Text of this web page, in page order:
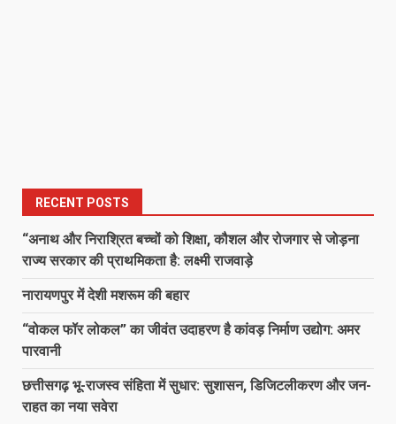
RECENT POSTS
“अनाथ और निराश्रित बच्चों को शिक्षा, कौशल और रोजगार से जोड़ना
राज्य सरकार की प्राथमिकता है: लक्ष्मी राजवाड़े
नारायणपुर में देशी मशरूम की बहार
“वोकल फॉर लोकल” का जीवंत उदाहरण है कांवड़ निर्माण उद्योग: अमर
पारवानी
छत्तीसगढ़ भू-राजस्व संहिता में सुधार: सुशासन, डिजिटलीकरण और जन-
राहत का नया सवेरा